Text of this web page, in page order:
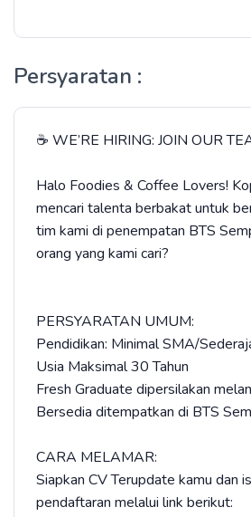
Persyaratan :
☕ WE’RE HIRING: JOIN OUR
​Halo Foodies & Coffee Lovers!
mencari talenta berbakat untuk
tim kami di penempatan BTS
orang yang kami cari?
​PERSYARATAN UMUM:
​Pendidikan: Minimal SMA/
​Usia Maksimal 30 Tahun
​Fresh Graduate dipersilakan
​Bersedia ditempatkan di BTS
​CARA MELAMAR:
​Siapkan CV Terupdate kamu dan
pendaftaran melalui link berikut: